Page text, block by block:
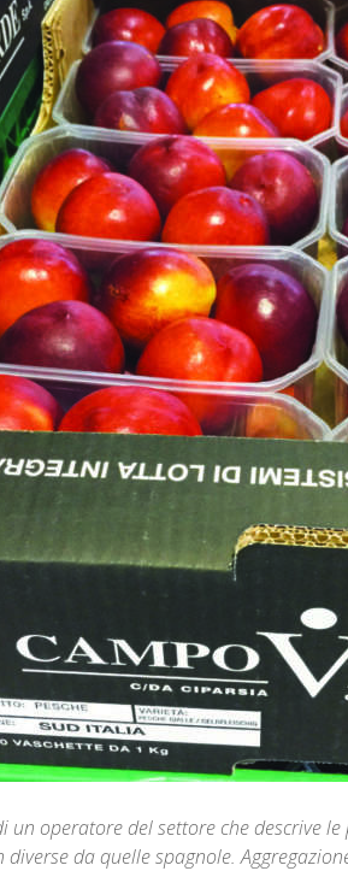
un operatore del settore che descrive
da quelle spagnole.